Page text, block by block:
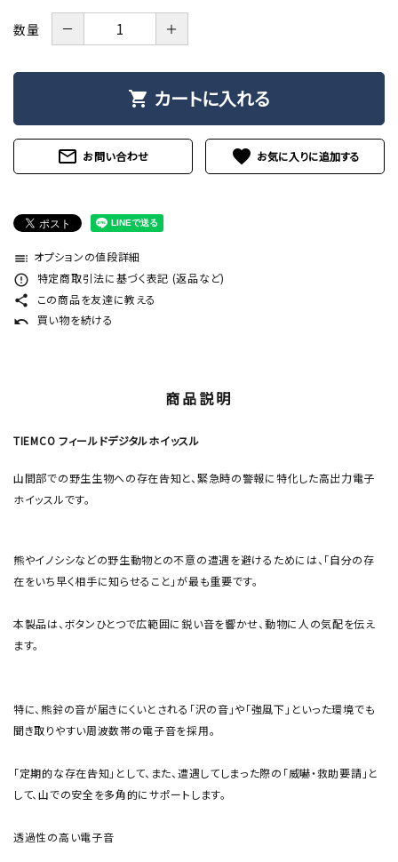
数量 － ＋
shopping_cart カートに入れる
mail_outline お問い合わせ favorite
toc オプションの値段詳細
error_outline 特定商取引法に基づく表記 (返品など)
share この商品を友達に教える
undo 買い物を続ける
商品説明
TIEMCO フィールドデジタルホイッスル
山間部での野生生物への存在告知と、緊急時の警報に特化した高出力電子
ホイッスルです。
熊やイノシシなどの野生動物との不意の遭遇を避けるためには、「自分の存
在をいち早く相手に知らせること」が最も重要です。
本製品は、ボタンひとつで広範囲に鋭い音を響かせ、動物に人の気配を伝え
ます。
特に、熊鈴の音が届きにくいとされる「沢の音」や「強風下」といった環境でも
聞き取りやすい周波数帯の電子音を採用。
「定期的な存在告知」として、また、遭遇してしまった際の「威嚇・救助要請」と
して、山での安全を多角的にサポートします。
透過性の高い電子音